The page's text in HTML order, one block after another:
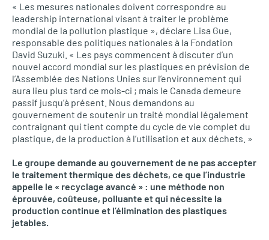
« Les mesures nationales doivent correspondre au
leadership international visant à traiter le problème
mondial de la pollution plastique », déclare Lisa Gue,
responsable des politiques nationales à la Fondation
David Suzuki. « Les pays commencent à discuter d’un
nouvel accord mondial sur les plastiques en prévision de
l’Assemblée des Nations Unies sur l’environnement qui
aura lieu plus tard ce mois-ci ; mais le Canada demeure
passif jusqu’à présent. Nous demandons au
gouvernement de soutenir un traité mondial légalement
contraignant qui tient compte du cycle de vie complet du
plastique, de la production à l’utilisation et aux déchets. »
Le groupe demande au gouvernement de ne pas accepter
le traitement thermique des déchets, ce que l’industrie
appelle le « recyclage avancé » : une méthode non
éprouvée, coûteuse, polluante et qui nécessite la
production continue et l’élimination des plastiques
jetables.